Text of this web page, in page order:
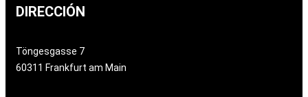
DIRECCIÓN
Töngesgasse 7
60311 Frankfurt am Main